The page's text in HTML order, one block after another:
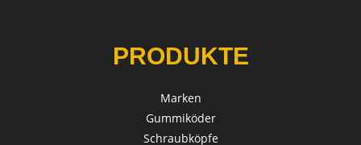
PRODUKTE
Marken
Gummiköder
Schraubköpfe